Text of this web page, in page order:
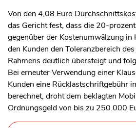
Von den 4,08 Euro
das Gericht fest, dass die 20-
gegenüber der Kostenumwälzung in
den Kunden den Toleranzbereich
Rahmens deutlich übersteigt und
Bei erneuter Verwendung einer
Kunden eine Rücklastschriftgebühr
berechnet, droht dem beklagten
Ordnungsgeld von bis zu 250.000